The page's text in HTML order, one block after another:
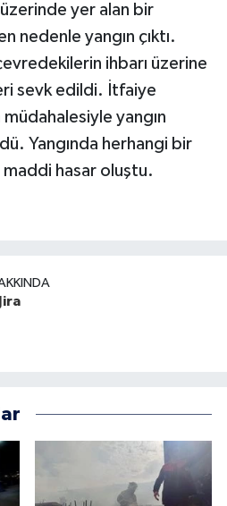
yer alan bir
nedenle yangın çıktı.
ihbarı üzerine
sevk edildi. İtfaiye
yangın
Yangında herhangi bir
hasar oluştu.